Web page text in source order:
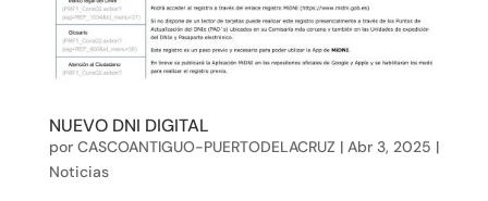
NUEVO DNI DIGITAL
por CASCOANTIGUO-PUERTODELACRUZ | Abr 3, 2025 |
Noticias